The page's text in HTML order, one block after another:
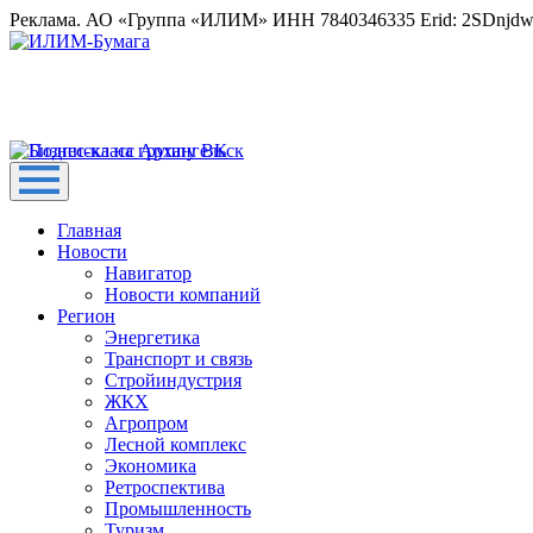
Реклама. АО «Группа «ИЛИМ» ИНН 7840346335 Erid:
Главная
Новости
Навигатор
Новости компаний
Регион
Энергетика
Транспорт и связь
Стройиндустрия
ЖКХ
Агропром
Лесной комплекс
Экономика
Ретроспектива
Промышленность